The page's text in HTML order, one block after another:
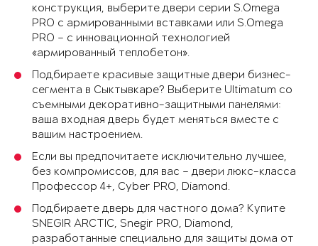
конструкция, выберите двери серии S.Omega
PRO с армированными вставками или S.Omega
PRO – с инновационной технологией
«армированный теплобетон».
Подбираете красивые защитные двери бизнес-
сегмента в Сыктывкаре? Выберите Ultimatum со
съемными декоративно-защитными панелями:
ваша входная дверь будет меняться вместе с
вашим настроением.
Если вы предпочитаете исключительно лучшее,
без компромиссов, для вас – двери люкс-класса
Профессор 4+, Cyber PRO, Diamond.
Подбираете дверь для частного дома? Купите
SNEGIR ARCTIC, Snegir PRO, Diamond,
разработанные специально для защиты дома от